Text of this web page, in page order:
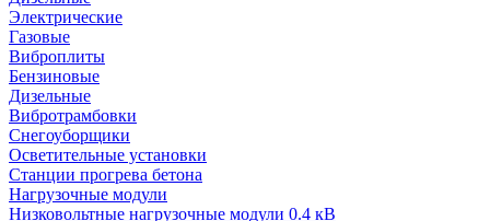
Электрические
Газовые
Виброплиты
Бензиновые
Дизельные
Вибротрамбовки
Снегоуборщики
Осветительные установки
Станции прогрева бетона
Нагрузочные модули
Низковольтные нагрузочные модули 0.4 кВ